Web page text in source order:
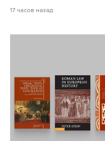
17 часов назад